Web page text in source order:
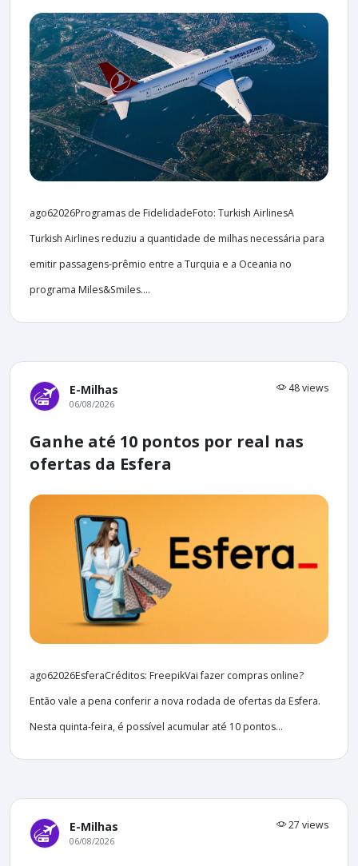
ago62026Programas de FidelidadeFoto: Turkish AirlinesA
Turkish Airlines reduziu a quantidade de milhas necessária para
emitir passagens-prêmio entre a Turquia e a Oceania no
programa Miles&Smiles....
E-Milhas 48 views
06/08/2026
Ganhe até 10 pontos por real nas
ofertas da Esfera
ago62026EsferaCréditos: FreepikVai fazer compras online?
Então vale a pena conferir a nova rodada de ofertas da Esfera.
Nesta quinta-feira, é possível acumular até 10 pontos...
E-Milhas 27 views
06/08/2026